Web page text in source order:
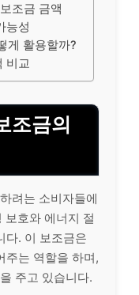
조금 금액
능성
게 활용할까?
비교
조금의
려는 소비자들에
보호와 에너지 절
다. 이 보조금은
주는 역할을 하며,
주고 있습니다.